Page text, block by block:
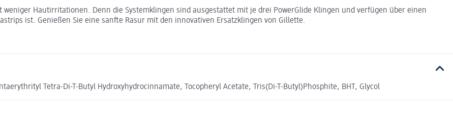
Hautirritationen. Denn die Systemklingen sind ausgestattet mit je drei PowerGlide Klingen und verfügen über einen
ist. Genießen Sie eine sanfte Rasur mit den innovativen Ersatzklingen von Gillette.
Tetra-Di-T-Butyl Hydroxyhydrocinnamate, Tocopheryl Acetate, Tris(Di-T-Butyl)Phosphite, BHT, Glycol